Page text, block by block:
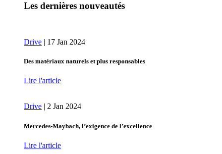
Les dernières nouveautés
Drive | 17 Jan 2024
Des matériaux naturels et plus responsables
Lire l'article
Drive | 2 Jan 2024
Mercedes-Maybach, l’exigence de l’excellence
Lire l'article